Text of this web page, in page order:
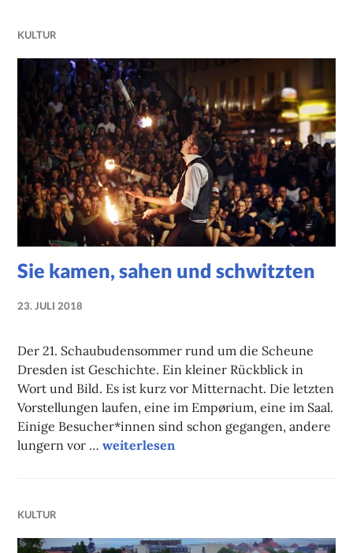
KULTUR
Sie kamen, sahen und schwitzten
23. JULI 2018
Der 21. Schaubudensommer rund um die Scheune
Dresden ist Geschichte. Ein kleiner Rückblick in
Wort und Bild. Es ist kurz vor Mitternacht. Die letzten
Vorstellungen laufen, eine im Empørium, eine im Saal.
Einige Besucher*innen sind schon gegangen, andere
lungern vor …Sie kamen, sahen und schwitzten
weiterlesen
KULTUR